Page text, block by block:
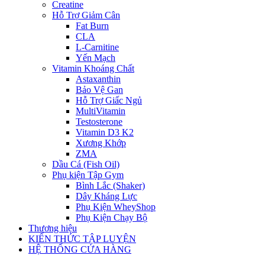
Creatine
Hỗ Trợ Giảm Cân
Fat Burn
CLA
L-Carnitine
Yến Mạch
Vitamin Khoáng Chất
Astaxanthin
Bảo Vệ Gan
Hỗ Trợ Giấc Ngủ
MultiVitamin
Testosterone
Vitamin D3 K2
Xương Khớp
ZMA
Dầu Cá (Fish Oil)
Phụ kiện Tập Gym
Bình Lắc (Shaker)
Dây Kháng Lực
Phụ Kiện WheyShop
Phụ Kiện Chạy Bộ
Thương hiệu
KIẾN THỨC TẬP LUYỆN
HỆ THỐNG CỬA HÀNG